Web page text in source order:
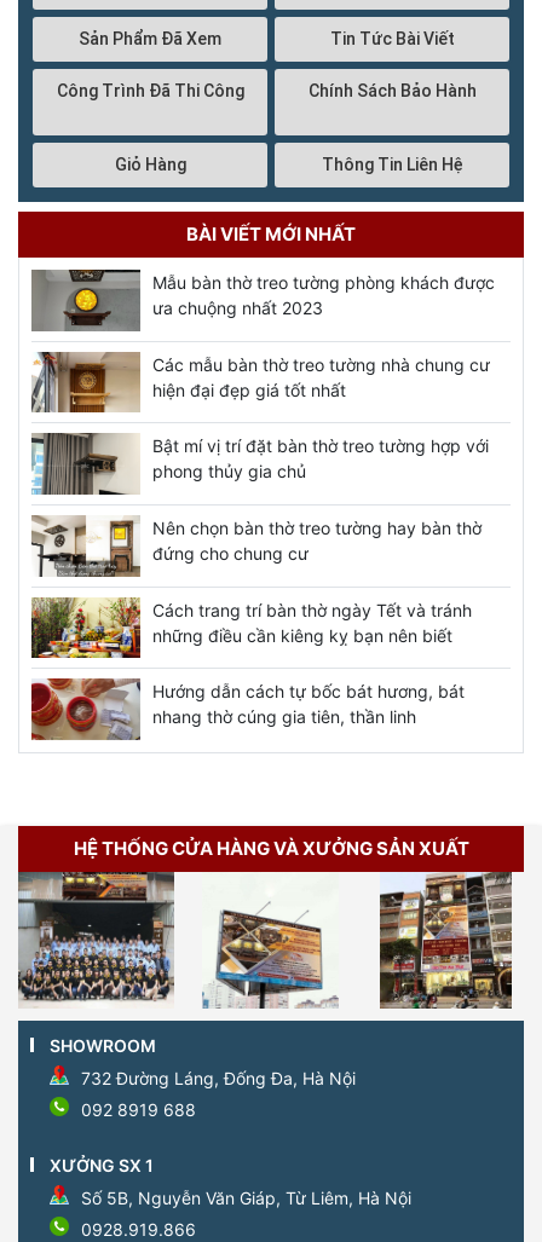
Sản Phẩm Đã Xem Tin Tức Bài Viết
Công Trình Đã Thi Công Chính Sách Bảo Hành
Giỏ Hàng Thông Tin Liên Hệ
BÀI VIẾT MỚI NHẤT
Mẫu bàn thờ treo tường phòng khách được
ưa chuộng nhất 2023
Các mẫu bàn thờ treo tường nhà chung cư
hiện đại đẹp giá tốt nhất
Bật mí vị trí đặt bàn thờ treo tường hợp với
phong thủy gia chủ
Nên chọn bàn thờ treo tường hay bàn thờ
đứng cho chung cư
Cách trang trí bàn thờ ngày Tết và tránh
những điều cần kiêng kỵ bạn nên biết
Hướng dẫn cách tự bốc bát hương, bát
nhang thờ cúng gia tiên, thần linh
HỆ THỐNG CỬA HÀNG VÀ XƯỞNG SẢN XUẤT
SHOWROOM
732 Đường Láng, Đống Đa, Hà Nội
092 8919 688
XƯỞNG SX 1
Số 5B, Nguyễn Văn Giáp, Từ Liêm, Hà Nội
0928.919.866